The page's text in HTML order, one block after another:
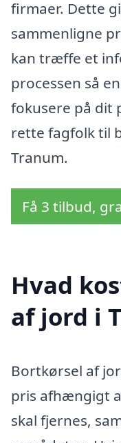
firmaer. Dette
sammenligne
kan træffe et
processen så
fokusere på dit
rette fagfolk til
Tranum.
Få 3 tilbud,
Hvad
af jord i
Bortkørsel af
pris afhængigt
skal fjernes,